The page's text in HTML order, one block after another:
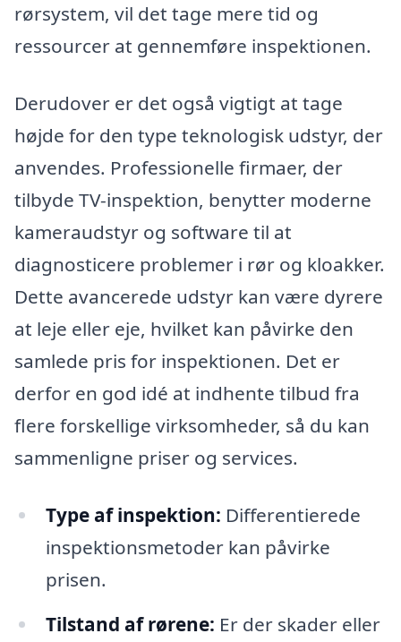
rørsystem, vil det tage mere tid og
ressourcer at gennemføre inspektionen.
Derudover er det også vigtigt at tage
højde for den type teknologisk udstyr, der
anvendes. Professionelle firmaer, der
tilbyde TV-inspektion, benytter moderne
kameraudstyr og software til at
diagnosticere problemer i rør og kloakker.
Dette avancerede udstyr kan være dyrere
at leje eller eje, hvilket kan påvirke den
samlede pris for inspektionen. Det er
derfor en god idé at indhente tilbud fra
flere forskellige virksomheder, så du kan
sammenligne priser og services.
Type af inspektion: Differentierede
inspektionsmetoder kan påvirke
prisen.
Tilstand af rørene: Er der skader eller